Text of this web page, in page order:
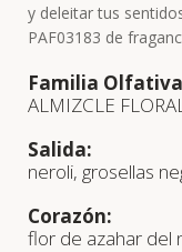
y deleitar tus
PAF03183 de
Familia
ALMIZCLE
Salida:
neroli, grosellas
Corazón:
flor de azahar del